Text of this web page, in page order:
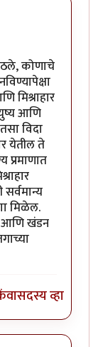
आठवले
कोणाचे
मिश्राहार
आणि
विदा
येतील ते
प्रमाणात
मिळेल.
आणि खंडन
सदस्य व्हा